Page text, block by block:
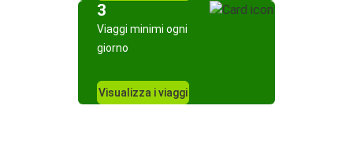
3
Viaggi minimi ogni
giorno
Visualizza i viaggi